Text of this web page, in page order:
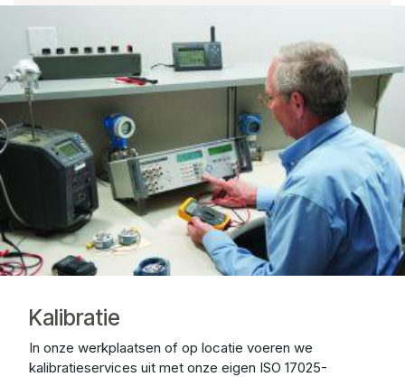
Kalibratie
In onze werkplaatsen of op locatie voeren we
kalibratieservices uit met onze eigen ISO 17025-